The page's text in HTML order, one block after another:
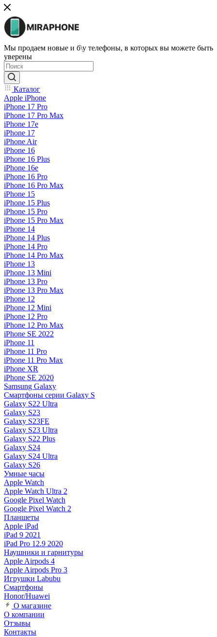
Мы продаем новые и б\у телефоны, в которых вы можете быть
уверены
Каталог
Apple iPhone
iPhone 17 Pro
iPhone 17 Pro Max
iPhone 17e
iPhone 17
iPhone Air
iPhone 16
iPhone 16 Plus
iPhone 16e
iPhone 16 Pro
iPhone 16 Pro Max
iPhone 15
iPhone 15 Plus
iPhone 15 Pro
iPhone 15 Pro Max
iPhone 14
iPhone 14 Plus
iPhone 14 Pro
iPhone 14 Pro Max
iPhone 13
iPhone 13 Mini
iPhone 13 Pro
iPhone 13 Pro Max
iPhone 12
iPhone 12 Mini
iPhone 12 Pro
iPhone 12 Pro Max
iPhone SE 2022
iPhone 11
iPhone 11 Pro
iPhone 11 Pro Max
iPhone XR
iPhone SE 2020
Samsung Galaxy
Смартфоны серии Galaxy S
Galaxy S22 Ultra
Galaxy S23
Galaxy S23FE
Galaxy S23 Ultra
Galaxy S22 Plus
Galaxy S24
Galaxy S24 Ultra
Galaxy S26
Умные часы
Apple Watch
Apple Watch Ultra 2
Google Pixel Watch
Google Pixel Watch 2
Планшеты
Apple iPad
iPad 9 2021
iPad Pro 12.9 2020
Наушники и гарнитуры
Apple Airpods 4
Apple Airpods Pro 3
Игрушки Labubu
Смартфоны
Honor/Huawei
О магазине
О компании
Отзывы
Контакты